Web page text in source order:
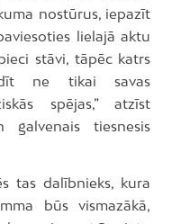
nostūrus, iepazīt
lielajā aktu
stāvi, tāpēc katrs
ne tikai savas
spējas,” atzīst
galvenais tiesnesis
tas dalībnieks, kura
būs vismazākā,